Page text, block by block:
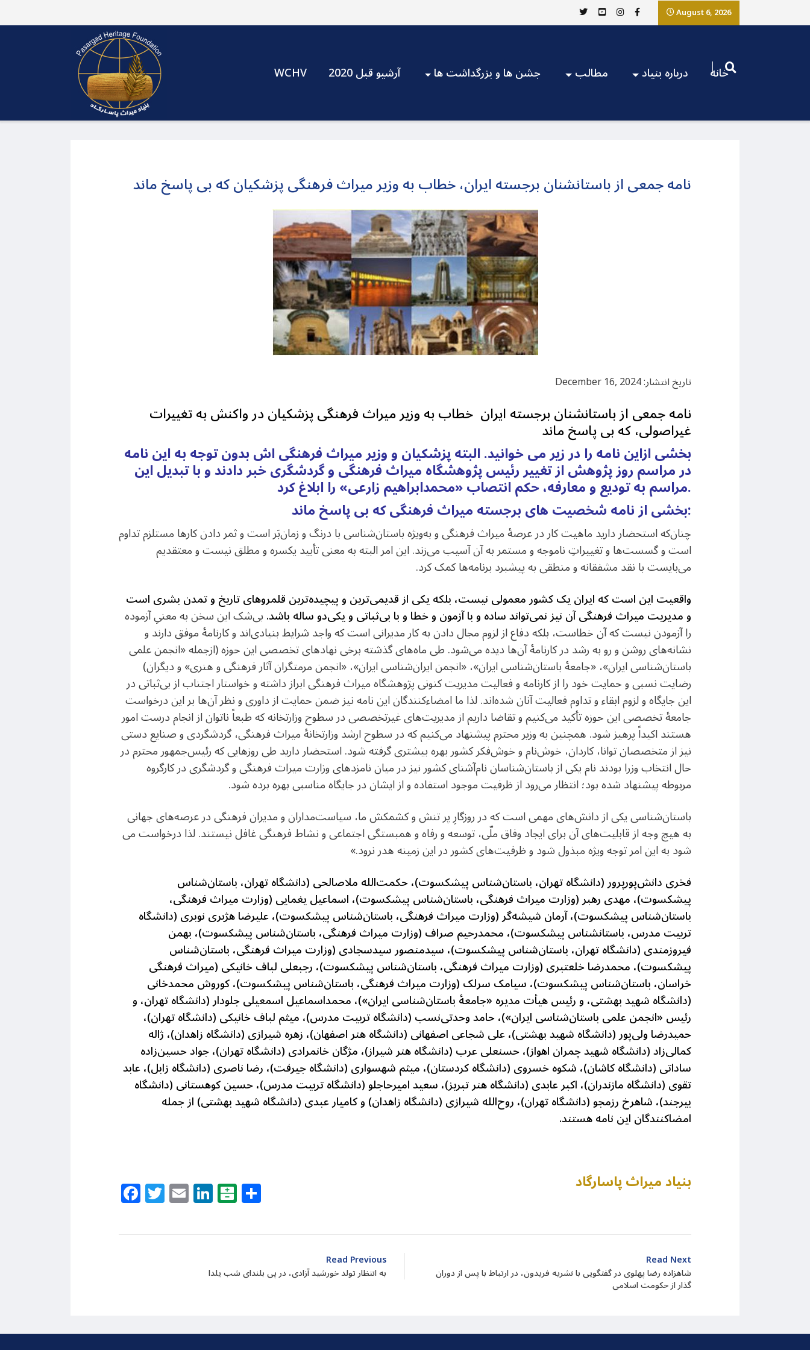
August 6, 2026
WCHV آرشیو قبل 2020 جشن ها و بزرگداشت ها مطالب درباره بنیاد خانه
نامه جمعی از باستانشنان برجسته ایران، خطاب به وزیر میراث فرهنگی پزشکیان که بی پاسخ ماند
تاریخ انتشار: December 16, 2024
نامه جمعی از باستانشنان برجسته ایران خطاب به وزیر میراث فرهنگی پزشکیان در واکنش به تغییرات
غیراصولی، که بی پاسخ ماند
بخشی ازاین نامه را در زیر می خوانید. البته پزشکیان و وزیر میراث فرهنگی اش بدون توجه به این نامه
در مراسم روز پژوهش از تغییر رئیس پژوهشگاه میراث فرهنگی و گردشگری خبر دادند و با تبدیل این
مراسم به تودیع و معارفه، حکم انتصاب «محمدابراهیم زارعی» را ابلاغ کرد.
بخشی از نامه شخصیت های برجسته میراث فرهنگی که بی پاسخ ماند:
چنان‌که استحضار دارید ماهیت کار در عرصۀ میراث فرهنگی و به‌ویژه باستان‌شناسی با درنگ و زمان‌بَر است و ثمر دادن کارها مستلزم تداوم
است و گسست‌ها و تغییراتِ ناموجه و مستمر به آن آسیب می‌زند. این امر البته به معنی تأیید یکسره و مطلق نیست و معتقدیم
می‌بایست با نقد مشفقانه و منطقی به پیشبرد برنامه‌ها کمک کرد.
واقعیت این است که ایران یک کشور معمولی نیست، بلکه یکی از قدیمی‌ترین و پیچیده‌ترین قلمروهای تاریخ و تمدن بشری است
و مدیریت میراث فرهنگی آن نیز نمی‌تواند ساده و با آزمون و خطا و با بی‌ثباتی و یکی‌دو ساله باشد.بی‌شک این سخن به معنیِ آزموده
را آزمودن نیست که آن خطاست، بلکه دفاع از لزوم مجال دادن به کار مدیرانی است که واجد شرایط بنیادی‌اند و کارنامۀ موفق دارند و
نشانه‌های روشن و رو به رشد در کارنامۀ آن‌ها دیده می‌شود. طی ماه‌های گذشته برخی نهادهای تخصصی این حوزه (ازجمله «انجمن علمی
باستان‌شناسی ایران»، «جامعۀ باستان‌شناسی ایران»، «انجمن ایران‌شناسی ایران»، «انجمن مرمت­گران آثار فرهنگی و هنری» و دیگران)
رضایت نسبی و حمایت خود را از کارنامه و فعالیت مدیریت کنونی پژوهشگاه میراث فرهنگی ابراز داشته و خواستار اجتناب از بی‌ثباتی در
این جایگاه و لزوم ابقاء و تداوم فعالیت آنان شده‌اند. لذا ما امضاءکنندگان این نامه نیز ضمن حمایت از داوری و نظر آن‌ها بر این درخواست
جامعۀ تخصصی این حوزه تأکید می‌کنیم و تقاضا داریم از مدیریت­‌های غیرتخصصی در سطوح وزارتخانه که طبعاً ناتوان از انجام درست امور
هستند اکیداً پرهیز شود. همچنین به وزیر محترم پیشنهاد می‌کنیم که در سطوح ارشد وزارتخانۀ میراث فرهنگی، گردشگردی و صنایع دستی
نیز از متخصصان توانا، کاردان، خوش‌نام و خوش‌فکر کشور بهره بیشتری گرفته شود. استحضار دارید طی روزهایی که رئیس‌جمهور محترم در
حال انتخاب وزرا بودند نام یکی از باستان‌شناسان نام‌آشنای کشور نیز در میان نامزدهای وزارت میراث فرهنگی و گردشگری در کارگروه
مربوطه پیشنهاد شده بود؛ انتظار می‌رود از ظرفیت موجود استفاده و از ایشان در جایگاه مناسبی بهره برده شود.
باستان‌شناسی یکی از دانش‌های مهمی است که در روزگارِ پر تنش و کشمکش ما، سیاست‌مداران و مدیران فرهنگی در عرصه‌های جهانی
به هیچ وجه از قابلیت‌های آن برای ایجاد وفاق ملّی، توسعه و رفاه و همبستگی اجتماعی و نشاط فرهنگی غافل نیستند. لذا درخواست می­‌
شود به این امر توجه ویژه مبذول شود و ظرفیت‌­های کشور در این زمینه هدر نرود.»
فخری دانش‌پورپرور (دانشگاه تهران، باستان‌شناس پیشکسوت)، حکمت‌الله ملاصالحی (دانشگاه تهران، باستان‌شناس
پیشکسوت)، مهدی رهبر (وزارت میراث فرهنگی، باستان‌شناس پیشکسوت)، اسماعیل یغمایی (وزارت میراث فرهنگی،
باستان‌شناس پیشکسوت)، آرمان شیشه‌گر (وزارت میراث فرهنگی، باستان‌شناس پیشکسوت)، علیرضا هژبری نوبری (دانشگاه
تربیت مدرس، باستانشناس پیشکسوت)، محمدرحیم صراف (وزارت میراث فرهنگی، باستان‌شناس پیشکسوت)، بهمن
فیروزمندی (دانشگاه تهران، باستان‌شناس پیشکسوت)، سیدمنصور سیدسجادی (وزارت میراث فرهنگی، باستان‌شناس
پیشکسوت)، محمدرضا خلعتبری (وزارت میراث فرهنگی، باستان‌شناس پیشکسوت)، رجبعلی لباف خانیکی (میراث فرهنگی
خراسان، باستان‌شناس پیشکسوت)، سیامک سرلک (وزارت میراث فرهنگی، باستان‌شناس پیشکسوت)، کوروش محمدخانی
(دانشگاه شهید بهشتی، و رئیس هیأت مدیره «جامعۀ باستان‌شناسی ایران»)، محمداسماعیل اسمعیلی جلودار (دانشگاه تهران، و
رئیس «انجمن علمی باستان‌شناسی ایران»)، حامد وحدتی‌نسب (دانشگاه تربیت مدرس)، میثم لباف خانیکی (دانشگاه تهران)،
حمیدرضا ولی‌پور (دانشگاه شهید بهشتی)، علی شجاعی اصفهانی (دانشگاه هنر اصفهان)، زهره شیرازی (دانشگاه زاهدان)، ژاله
کمالی‌زاد (دانشگاه شهید چمران اهواز)، حسنعلی عرب (دانشگاه هنر شیراز)، مژگان خانمرادی (دانشگاه تهران)، جواد حسین‌زاده
ساداتی (دانشگاه کاشان)، شکوه خسروی (دانشگاه کردستان)، میثم شهسواری (دانشگاه جیرفت)، رضا ناصری (دانشگاه زابل)، عابد
تقوی (دانشگاه مازندران)، اکبر عابدی (دانشگاه هنر تبریز)، سعید امیرحاجلو (دانشگاه تربیت مدرس)، حسین کوهستانی (دانشگاه
بیرجند)، شاهرخ رزمجو (دانشگاه تهران)، روح‌الله شیرازی (دانشگاه زاهدان) و کامیار عبدی (دانشگاه شهید بهشتی) از جمله
امضاکنندگان این نامه هستند.
Facebook
Twitter
EmailLinkedIn
Balatarin بنیاد میراث پاسارگاد
Read Previous
به انتظار تولد خورشید آزادی، در پی بلندای شب یلدا
Read Next
شاهزاده رضا پهلوی در گفتگویی با نشریه فریدون، در ارتباط با پس از دوران
گذار از حکومت اسلامی